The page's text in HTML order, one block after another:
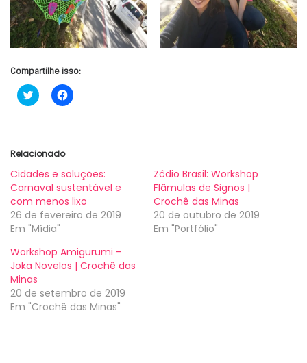
Compartilhe isso:
C
l
e
a
a
o
m
p
a
r
t
l
h
a
r
n
o
T
C
l
a
o
m
p
a
l
h
a
n
o
F
Relacionado
Cidades e soluções:
Carnaval sustentável e
com menos lixo
26 de fevereiro de 2019
Em "Mídia"
Zôdio Brasil: Workshop
Flâmulas de Signos |
Crochê das Minas
20 de outubro de 2019
Em "Portfólio"
Workshop Amigurumi –
Joka Novelos | Crochê das
Minas
20 de setembro de 2019
Em "Crochê das Minas"